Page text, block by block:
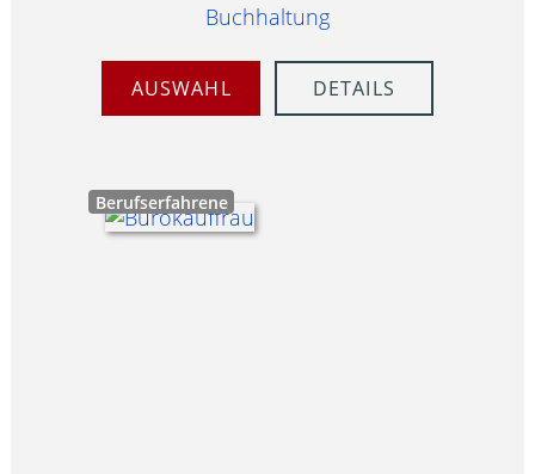
Buchhaltung
AUSWAHL DETAILS
Berufserfahrene